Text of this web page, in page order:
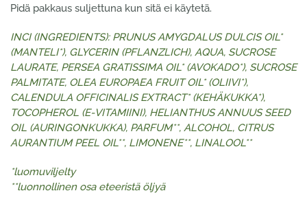
Pidä pakkaus suljettuna kun sitä ei käytetä.
INCI (INGREDIENTS): PRUNUS AMYGDALUS DULCIS OIL*
(MANTELI*), GLYCERIN (PFLANZLICH), AQUA, SUCROSE
LAURATE, PERSEA GRATISSIMA OIL* (AVOKADO*), SUCROSE
PALMITATE, OLEA EUROPAEA FRUIT OIL* (OLIIVI*),
CALENDULA OFFICINALIS EXTRACT* (KEHÄKUKKA*),
TOCOPHEROL (E-VITAMIINI), HELIANTHUS ANNUUS SEED
OIL (AURINGONKUKKA), PARFUM**, ALCOHOL, CITRUS
AURANTIUM PEEL OIL**, LIMONENE**, LINALOOL**
*luomuviljelty
**luonnollinen osa eteeristä öljyä